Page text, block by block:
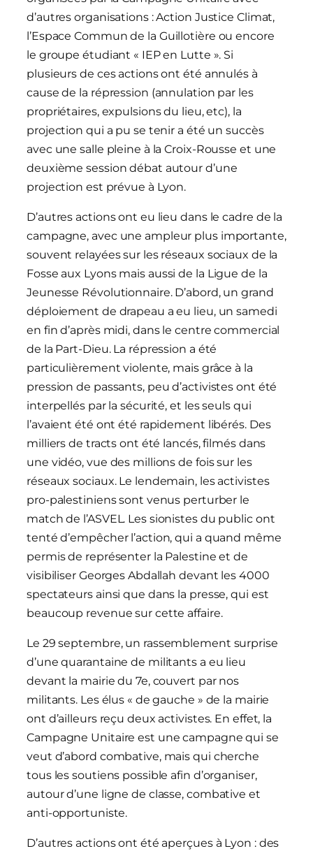
d’autres organisations : Action Justice Climat,
l’Espace Commun de la Guillotière ou encore
le groupe étudiant « IEP en Lutte ». Si
plusieurs de ces actions ont été annulés à
cause de la répression (annulation par les
propriétaires, expulsions du lieu, etc), la
projection qui a pu se tenir a été un succès
avec une salle pleine à la Croix-Rousse et une
deuxième session débat autour d’une
projection est prévue à Lyon.
D’autres actions ont eu lieu dans le cadre de la
campagne, avec une ampleur plus importante,
souvent relayées sur les réseaux sociaux de la
Fosse aux Lyons mais aussi de la Ligue de la
Jeunesse Révolutionnaire. D’abord, un grand
déploiement de drapeau a eu lieu, un samedi
en fin d’après midi, dans le centre commercial
de la Part-Dieu. La répression a été
particulièrement violente, mais grâce à la
pression de passants, peu d’activistes ont été
interpellés par la sécurité, et les seuls qui
l’avaient été ont été rapidement libérés. Des
milliers de tracts ont été lancés, filmés dans
une vidéo, vue des millions de fois sur les
réseaux sociaux. Le lendemain, les activistes
pro-palestiniens sont venus perturber le
match de l’ASVEL. Les sionistes du public ont
tenté d’empêcher l’action, qui a quand même
permis de représenter la Palestine et de
visibiliser Georges Abdallah devant les 4000
spectateurs ainsi que dans la presse, qui est
beaucoup revenue sur cette affaire.
Le 29 septembre, un rassemblement surprise
d’une quarantaine de militants a eu lieu
devant la mairie du 7e, couvert par nos
militants. Les élus « de gauche » de la mairie
ont d’ailleurs reçu deux activistes. En effet, la
Campagne Unitaire est une campagne qui se
veut d’abord combative, mais qui cherche
tous les soutiens possible afin d’organiser,
autour d’une ligne de classe, combative et
anti-opportuniste.
D’autres actions ont été aperçues à Lyon : des